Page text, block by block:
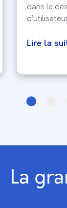
dans le
Lire la